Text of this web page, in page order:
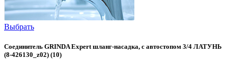
Выбрать
Соединитель GRINDA Expert шланг-насадка, с автостопом 3/4 ЛАТУНЬ
(8-426130_z02) (10)